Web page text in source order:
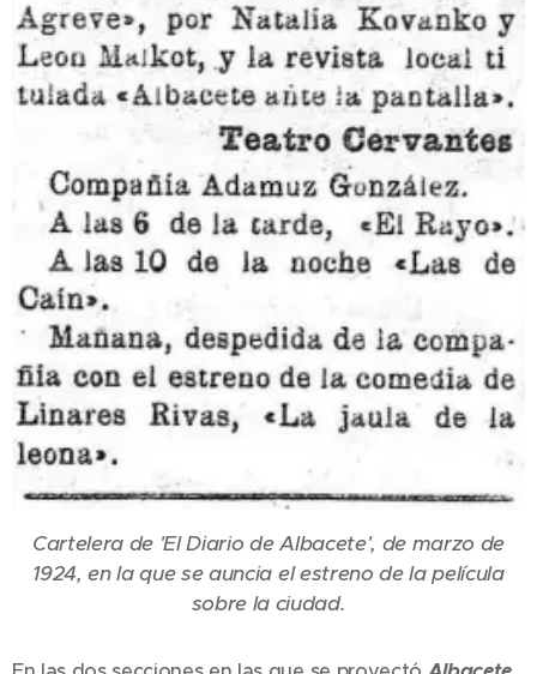
Cartelera de 'El Diario de Albacete', de marzo de
1924, en la que se auncia el estreno de la película
sobre la ciudad.